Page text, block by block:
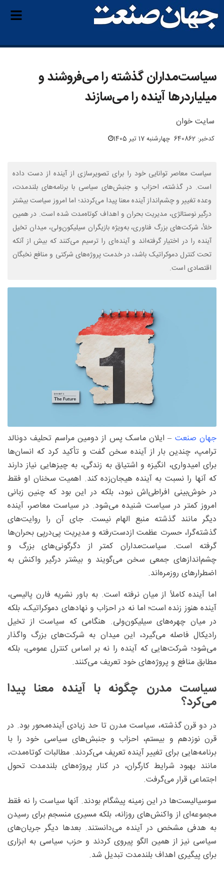
سیاست‌مداران گذشته را می‌فروشند و
میلیاردرها آینده را می‌سازند
سایت خوان
کدخبر: 640862 چهارشنبه 17 تیر 1405
سیاست معاصر توانایی خود را برای تصویرسازی از آینده از دست داده
است. در گذشته، احزاب و جنبش‌های سیاسی با برنامه‌های بلندمدت،
وعده تغییر و چشم‌انداز آینده معنا پیدا می‌کردند؛ اما امروز سیاست بیشتر
درگیر نوستالژی، مدیریت بحران و اهداف کوتاه‌مدت شده است. در همین
خلأ، شرکت‌های بزرگ فناوری، به‌ویژه بازیگران سیلیکون‌ولی، میدان تخیل
آینده را در اختیار گرفته‌اند و آینده‌ای را ترسیم می‌کنند که بیش از آنکه
تحت کنترل دموکراتیک باشد، در خدمت پروژه‌های شرکتی و منافع نخبگان
اقتصادی است.
جهان صنعت – ایلان ماسک پس از دومین مراسم تحلیف دونالد
ترامپ، چندین بار از آینده سخن گفت و تأکید کرد که انسان‌ها
برای امیدواری، انگیزه و اشتیاق به زندگی، به چیزهایی نیاز دارند
که آنها را نسبت به آینده هیجان‌زده کند. اهمیت سخنان او فقط
در خوش‌بینی افراطی‌اش نبود، بلکه در این بود که چنین زبانی
امروز کمتر در سیاست شنیده می‌شود. در سیاست معاصر، آینده
دیگر مانند گذشته منبع الهام نیست. جای آن را روایت‌های
گذشته‌گرا، حسرت عظمت ازدست‌رفته و مدیریت پی‌درپی بحران‌ها
گرفته است. سیاست‌مداران کمتر از دگرگونی‌های بزرگ و
چشم‌اندازهای جمعی سخن می‌گویند و بیشتر درگیر واکنش به
اضطرارهای روزمره‌اند.
اما آینده کاملاً از میان نرفته است. به باور نشریه فارن پالیسی،
آینده هنوز زنده است؛ اما نه در احزاب و نهادهای دموکراتیک، بلکه
در میان چهره‌های سیلیکون‌ولی. هنگامی که سیاست از تخیل
رادیکال فاصله می‌گیرد، این میدان به شرکت‌های بزرگ واگذار
می‌شود؛ شرکت‌هایی که آینده را نه بر اساس کنترل عمومی، بلکه
مطابق منافع و پروژه‌های خود تعریف می‌کنند.
سیاست مدرن چگونه با آینده معنا پیدا
می‌کرد؟
در دو قرن گذشته، سیاست مدرن تا حد زیادی آینده‌محور بود. در
قرن نوزدهم و بیستم، احزاب و جنبش‌های سیاسی خود را با
برنامه‌هایی برای تغییر آینده تعریف می‌کردند. مطالبات کوتاه‌مدت،
مانند بهبود شرایط کارگران، در کنار پروژه‌های بلندمدت تحول
اجتماعی قرار می‌گرفت.
سوسیالیست‌ها در این زمینه پیشگام بودند. آنها سیاست را نه فقط
مجموعه‌ای از واکنش‌های روزانه، بلکه مسیری منسجم برای رسیدن
به هدفی مشخص در آینده می‌دانستند. بعدها دیگر جریان‌های
سیاسی نیز از همین الگو پیروی کردند و حزب سیاسی به ابزاری
برای پیگیری اهداف بلندمدت تبدیل شد.